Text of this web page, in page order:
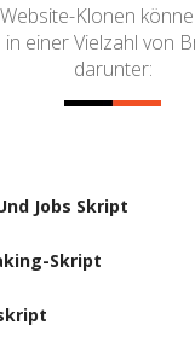
Klonen
einer Vielzahl von
darunter:
Jobs Skript
Skript